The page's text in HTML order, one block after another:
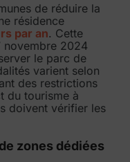
de réduire la
résidence
par an. Cette
novembre 2024
le parc de
varient selon
des restrictions
du tourisme à
doivent vérifier les
zones dédiées